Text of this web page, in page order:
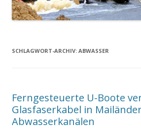
SCHLAGWORT-ARCHIV: ABWASSER
Ferngesteuerte U-Boote
Glasfaserkabel in
Abwasserkanälen